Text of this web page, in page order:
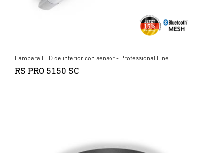
Lámpara LED de interior con sensor - Professional Line
RS PRO 5150 SC